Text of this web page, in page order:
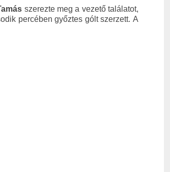
szerezte meg a vezető találatot,
percében győztes gólt szerzett. A